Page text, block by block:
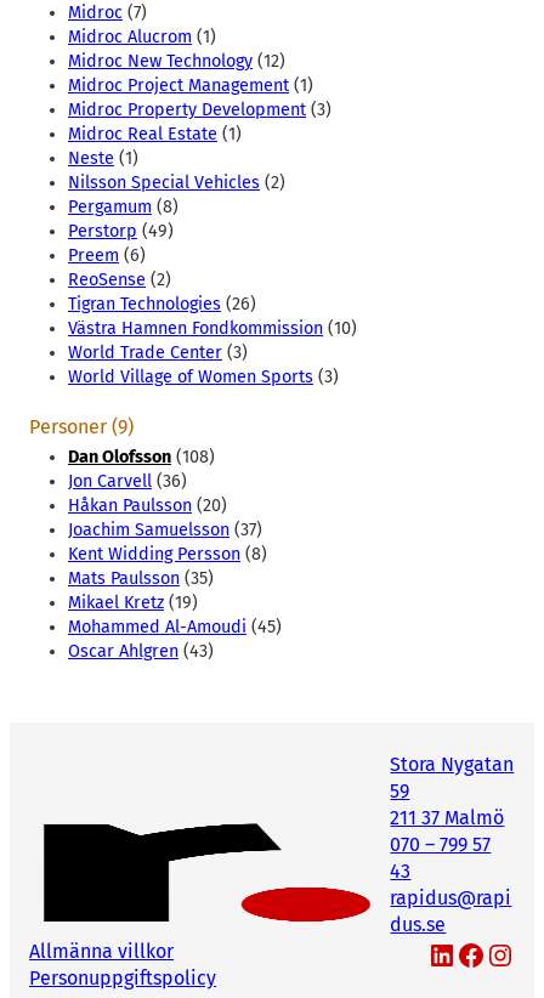
Midroc (7)
Midroc Alucrom (1)
Midroc New Technology (12)
Midroc Project Management (1)
Midroc Property Development (3)
Midroc Real Estate (1)
Neste (1)
Nilsson Special Vehicles (2)
Pergamum (8)
Perstorp (49)
Preem (6)
ReoSense (2)
Tigran Technologies (26)
Västra Hamnen Fondkommission (10)
World Trade Center (3)
World Village of Women Sports (3)
Personer (9)
Dan Olofsson (108)
Jon Carvell (36)
Håkan Paulsson (20)
Joachim Samuelsson (37)
Kent Widding Persson (8)
Mats Paulsson (35)
Mikael Kretz (19)
Mohammed Al-Amoudi (45)
Oscar Ahlgren (43)
Stora Nygatan
59
211 37 Malmö
070 – 799 57
43
rapidus@rapi
dus.se
Allmänna villkor
Personuppgiftspolicy
LinkedIn Facebook Instagram